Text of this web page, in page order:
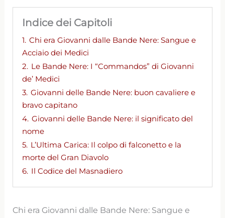
Indice dei Capitoli
1. Chi era Giovanni dalle Bande Nere: Sangue e
Acciaio dei Medici
2. Le Bande Nere: I “Commandos” di Giovanni
de’ Medici
3. Giovanni delle Bande Nere: buon cavaliere e
bravo capitano
4. Giovanni delle Bande Nere: il significato del
nome
5. L’Ultima Carica: Il colpo di falconetto e la
morte del Gran Diavolo
6. Il Codice del Masnadiero
Chi era Giovanni dalle Bande Nere: Sangue e